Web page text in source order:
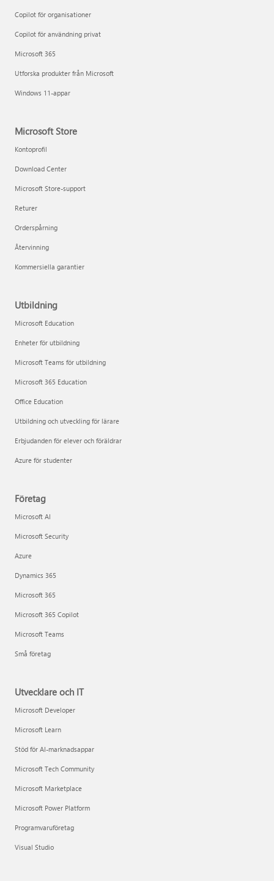
Copilot för organisationer
Copilot för användning privat
Microsoft 365
Utforska produkter från Microsoft
Windows 11-appar
Microsoft Store
Kontoprofil
Download Center
Microsoft Store-support
Returer
Orderspårning
Återvinning
Kommersiella garantier
Utbildning
Microsoft Education
Enheter för utbildning
Microsoft Teams för utbildning
Microsoft 365 Education
Office Education
Utbildning och utveckling för lärare
Erbjudanden för elever och föräldrar
Azure för studenter
Företag
Microsoft AI
Microsoft Security
Azure
Dynamics 365
Microsoft 365
Microsoft 365 Copilot
Microsoft Teams
Små företag
Utvecklare och IT
Microsoft Developer
Microsoft Learn
Stöd för AI-marknadsappar
Microsoft Tech Community
Microsoft Marketplace
Microsoft Power Platform
Programvaruföretag
Visual Studio